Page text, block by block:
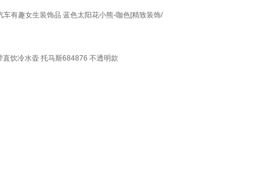
有趣女生装饰品 蓝色太阳花小熊-咖色[精致装饰/
饮冷水壶 托马斯684876 不透明款